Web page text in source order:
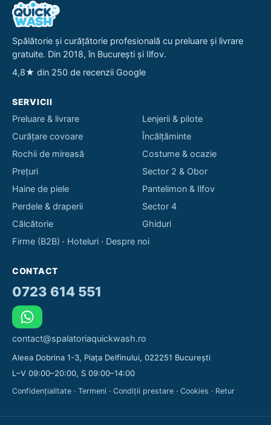
Spălătorie și curățătorie profesională cu preluare și livrare
gratuite. Din 2018, în București și Ilfov.
4,8★ din 250 de recenzii Google
SERVICII
Preluare & livrare
Curățare covoare
Rochii de mireasă
Prețuri
Haine de piele
Perdele & draperii
Călcătorie
Lenjerii & pilote
Încălțăminte
Costume & ocazie
Sector 2 & Obor
Pantelimon & Ilfov
Sector 4
Ghiduri
Firme (B2B) · Hoteluri · Despre noi
CONTACT
0723 614 551
contact@spalatoriaquickwash.ro
Aleea Dobrina 1-3, Piața Delfinului, 022251 București
L–V 09:00–20:00, S 09:00–14:00
Confidențialitate · Termeni · Condiții prestare · Cookies · Retur